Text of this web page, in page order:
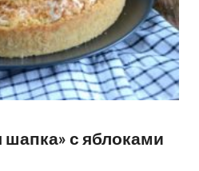
шапка» с яблоками